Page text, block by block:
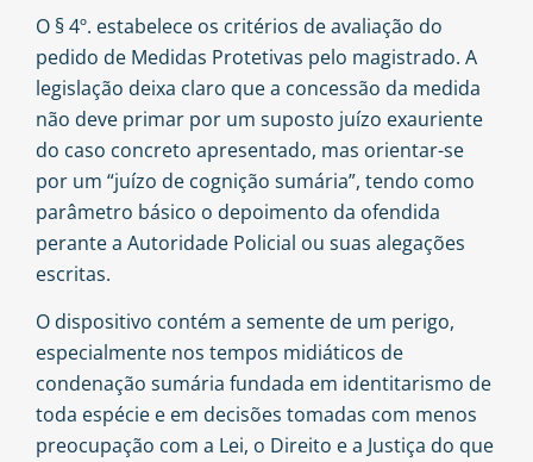
O § 4º. estabelece os critérios de avaliação do
pedido de Medidas Protetivas pelo magistrado. A
legislação deixa claro que a concessão da medida
não deve primar por um suposto juízo exauriente
do caso concreto apresentado, mas orientar-se
por um “juízo de cognição sumária”, tendo como
parâmetro básico o depoimento da ofendida
perante a Autoridade Policial ou suas alegações
escritas.
O dispositivo contém a semente de um perigo,
especialmente nos tempos midiáticos de
condenação sumária fundada em identitarismo de
toda espécie e em decisões tomadas com menos
preocupação com a Lei, o Direito e a Justiça do que